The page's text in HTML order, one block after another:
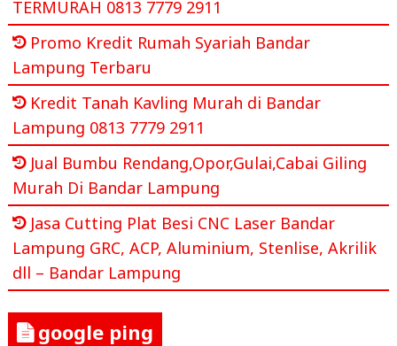
TERMURAH 0813 7779 2911
Promo Kredit Rumah Syariah Bandar
Lampung Terbaru
Kredit Tanah Kavling Murah di Bandar
Lampung 0813 7779 2911
Jual Bumbu Rendang,Opor,Gulai,Cabai Giling
Murah Di Bandar Lampung
Jasa Cutting Plat Besi CNC Laser Bandar
Lampung GRC, ACP, Aluminium, Stenlise, Akrilik
dll – Bandar Lampung
google ping